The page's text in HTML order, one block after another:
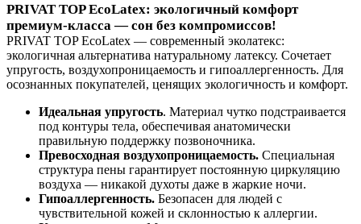
PRIVAT TOP EcoLatex: экологичный комфорт
премиум‑класса — сон без компромиссов!
PRIVAT TOP EcoLatex — современный эколатекс:
экологичная альтернатива натуральному латексу. Сочетает
упругость, воздухопроницаемость и гипоаллергенность. Для
осознанных покупателей, ценящих экологичность и комфорт.
Идеальная упругость. Материал чутко подстраивается
под контуры тела, обеспечивая анатомически
правильную поддержку позвоночника.
Превосходная воздухопроницаемость. Специальная
структура пены гарантирует постоянную циркуляцию
воздуха — никакой духоты даже в жаркие ночи.
Гипоаллергенность. Безопасен для людей с
чувствительной кожей и склонностью к аллергии.